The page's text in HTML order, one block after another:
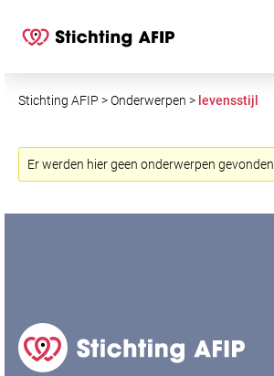
Stichting AFIP >Onderwerpen > levensstijl
Er werden hier geen onderwerpen gevonden.